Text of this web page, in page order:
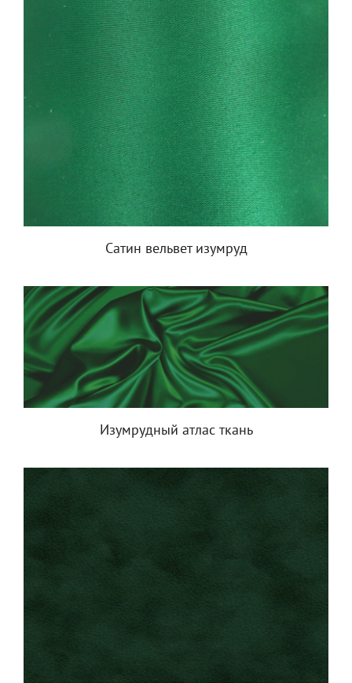
Сатин вельвет изумруд
Изумрудный атлас ткань